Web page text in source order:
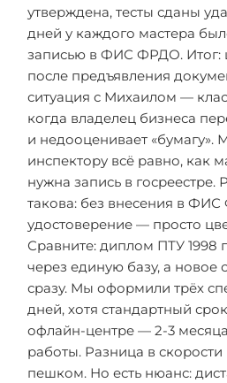
утверждена, тесты сданы
дней у каждого мастера
записью в ФИС ФРДО. Итог:
после предъявления
ситуация с Михаилом —
когда владелец бизнеса
и недооценивает «бумагу».
инспектору всё равно, как
нужна запись в госреестре.
такова: без внесения в
удостоверение — просто
Сравните: диплом ПТУ 1998
через единую базу, а новое
сразу. Мы оформили трёх
дней, хотя стандартный
офлайн-центре — 2-3
работы. Разница в
пешком. Но есть нюанс: